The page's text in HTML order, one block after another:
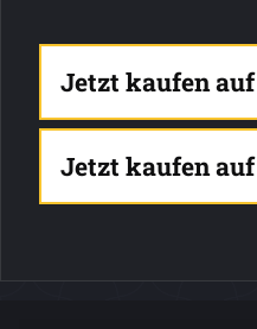
Jetzt kaufen auf
Jetzt kaufen auf